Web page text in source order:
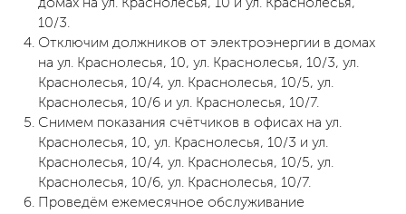
10/3.
Отключим должников от электроэнергии в домах
на ул. Краснолесья, 10, ул. Краснолесья, 10/3, ул.
Краснолесья, 10/4, ул. Краснолесья, 10/5, ул.
Краснолесья, 10/6 и ул. Краснолесья, 10/7.
Снимем показания счётчиков в офисах на ул.
Краснолесья, 10, ул. Краснолесья, 10/3 и ул.
Краснолесья, 10/4, ул. Краснолесья, 10/5, ул.
Краснолесья, 10/6, ул. Краснолесья, 10/7.
Проведём ежемесячное обслуживание